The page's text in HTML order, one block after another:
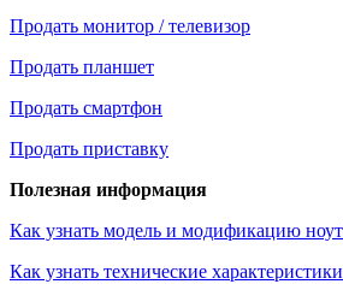
Продать монитор / телевизор
Продать планшет
Продать смартфон
Продать приставку
Полезная информация
Как узнать модель и модификацию
Как узнать технические